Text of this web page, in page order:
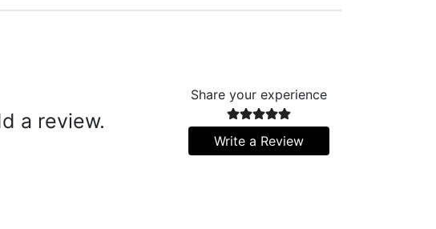
a review.
Share your experience
Write a Review